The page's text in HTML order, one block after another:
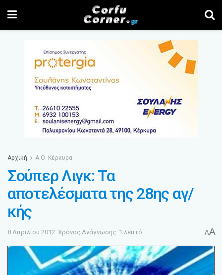
Αρχική Α.Ο. Κέρκυρα
Σούπερ Λιγκ: Τα
αποτελέσματα της 28ης αγ/
κής
8 Απριλίου 2012 Χρόνος Ανάγνωσης: 1 λεπτό AA